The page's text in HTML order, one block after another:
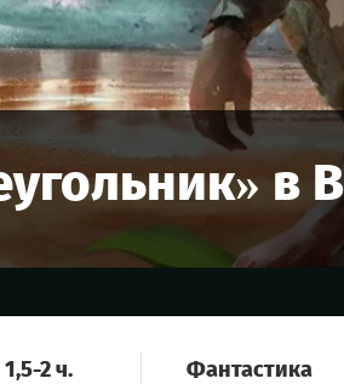
» в
1,5-2ч. Фантастика